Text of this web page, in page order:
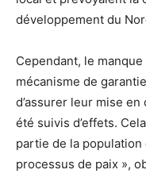
développement du
Cependant, le
mécanisme de
d’assurer leur mise
été suivis d’effets.
partie de la
processus de paix »,